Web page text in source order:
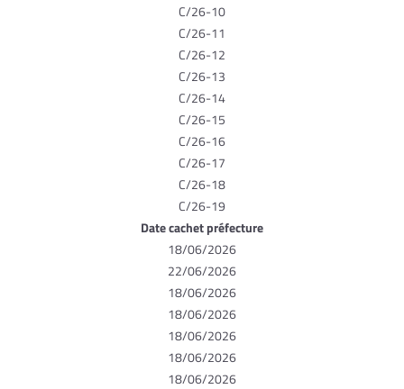
C/26-10
C/26-11
C/26-12
C/26-13
C/26-14
C/26-15
C/26-16
C/26-17
C/26-18
C/26-19
Date cachet préfecture
18/06/2026
22/06/2026
18/06/2026
18/06/2026
18/06/2026
18/06/2026
18/06/2026